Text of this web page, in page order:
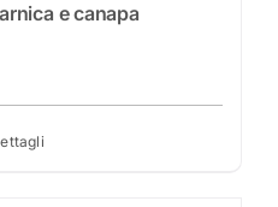
e canapa